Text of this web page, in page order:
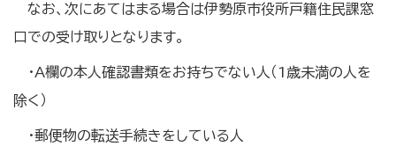
なお、次にあてはまる場合は伊勢原市役所戸籍住民課窓
口での受け取りとなります。
・A欄の本人確認書類をお持ちでない人（1歳未満の人を
除く）
・郵便物の転送手続きをしている人